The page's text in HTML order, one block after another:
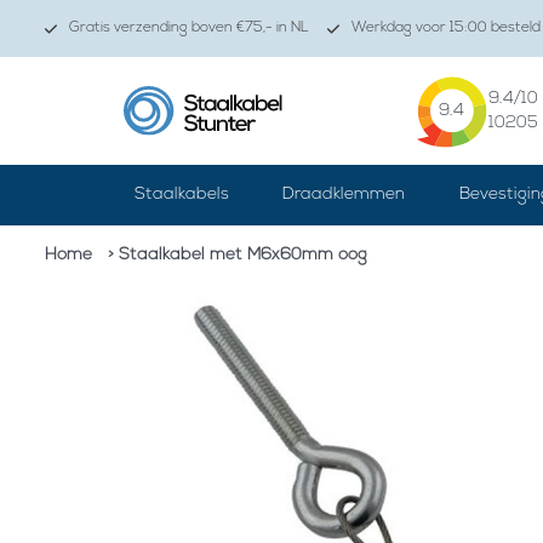
Gratis verzending boven €75,- in NL Werkdag voor 15:00
9.4
9.4/10
10205
Staalkabels Draadklemmen
Home > Staalkabel met M6x60mm oog